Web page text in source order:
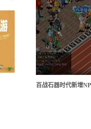
百战石器时代新增